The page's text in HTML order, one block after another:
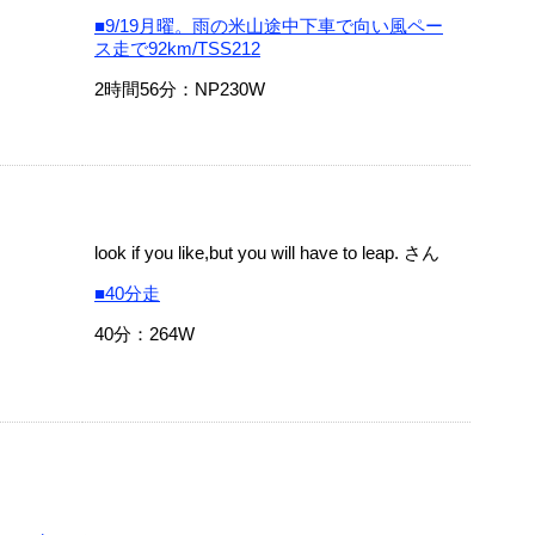
■9/19月曜。雨の米山途中下車で向い風ペー
ス走で92km/TSS212
2時間56分：NP230W
look if you like,but you will have to leap. さん
■40分走
40分：264W